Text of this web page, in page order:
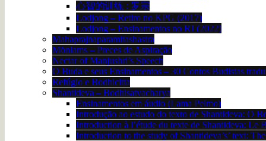
心智的训练 : 罗宗
Lodjong – Retiro no KPG (2017)
Lodjong – Ensinamentos no RJ (2022)
Mahaprajnaparamitashastra
Mönlams – Preces de Aspiração
Nectar of Manjushri’s Speech
O Buda e seus Ensinamentos – 30 Contos Budistas
Refúgio e Bodhicitta
Shantideva – Bodhisatvacharya
Ensinamentos em áudio (Lama Pelmo)
Introdução ao estudo do texto de Shantideva: O
Introduction à l’étude du texte de Shantideva: Le
Introduction to the study of Shantideva’s’ text: